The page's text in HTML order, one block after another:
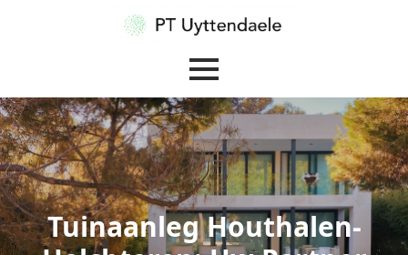
Tuinaanleg Houthalen-